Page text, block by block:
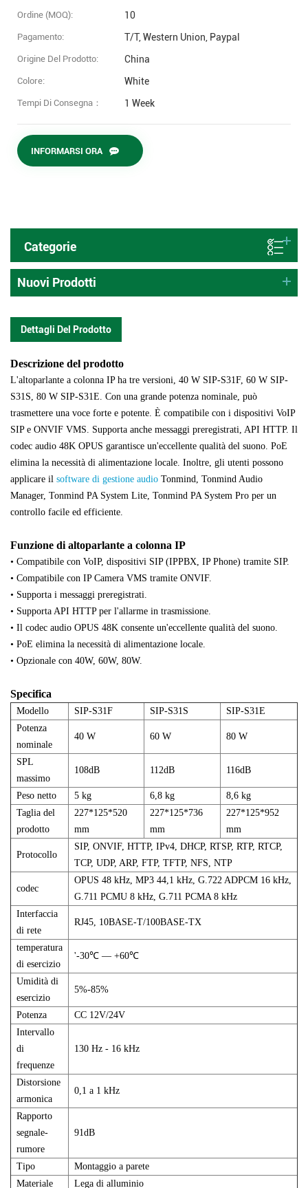
Ordine (MOQ): 10
Pagamento: T/T, Western Union, Paypal
Origine Del Prodotto: China
Colore: White
Tempi Di Consegna： 1 Week
INFORMARSI ORA
Categorie
Nuovi Prodotti
Dettagli Del Prodotto
Descrizione del prodotto
L'altoparlante a colonna IP ha tre versioni, 40 W SIP-S31F, 60 W SIP-
S31S, 80 W SIP-S31E. Con una grande potenza nominale, può
trasmettere una voce forte e potente. È compatibile con i dispositivi VoIP
SIP e ONVIF VMS. Supporta anche messaggi preregistrati, API HTTP. Il
codec audio 48K OPUS garantisce un'eccellente qualità del suono. PoE
elimina la necessità di alimentazione locale. Inoltre, gli utenti possono
applicare il software di gestione audio Tonmind, Tonmind Audio
Manager, Tonmind PA System Lite, Tonmind PA System Pro per un
controllo facile ed efficiente.
Funzione di altoparlante a colonna IP
• Compatibile con VoIP, dispositivi SIP (IPPBX, IP Phone) tramite SIP.
• Compatibile con IP Camera VMS tramite ONVIF.
• Supporta i messaggi preregistrati.
• Supporta API HTTP per l'allarme in trasmissione.
• Il codec audio OPUS 48K consente un'eccellente qualità del suono.
• PoE elimina la necessità di alimentazione locale.
• Opzionale con 40W, 60W, 80W.
Specifica
Modello SIP-S31F SIP-S31S
SIP-S31E
Potenza
nominale
40 W 60 W 80 W
SPL
massimo
108dB 112dB 116dB
Peso netto 5 kg 6,8 kg
8,6 kg
Taglia del
prodotto
227*125*520
mm
227*125*736
mm
227*125*952
mm
Protocollo
SIP, ONVIF, HTTP, IPv4, DHCP, RTSP, RTP, RTCP,
TCP, UDP, ARP, FTP, TFTP, NFS, NTP
codec
OPUS 48 kHz, MP3 44,1 kHz, G.722 ADPCM 16 kHz,
G.711 PCMU 8 kHz, G.711 PCMA 8 kHz
Interfaccia
di rete
RJ45, 10BASE-T/100BASE-TX
temperatura
di esercizio
'-30℃ — +60℃
Umidità di
esercizio
5%-85%
Potenza
CC 12V/24V
Intervallo
di
frequenze
130 Hz - 16 kHz
Distorsione
armonica
0,1 a 1 kHz
Rapporto
segnale-
rumore
91dB
Tipo
Montaggio a parete
Materiale
Lega di alluminio